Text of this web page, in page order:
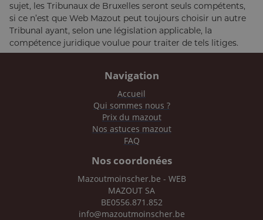
sujet, les Tribunaux de Bruxelles seront seuls compétents,
si ce n’est que Web Mazout peut toujours choisir un autre
Tribunal ayant, selon une législation applicable, la
compétence juridique voulue pour traiter de tels litiges.
Navigation
Accueil
Qui sommes nous ?
Prix du mazout
Nos astuces mazout
FAQ
Nos coordonées
Mazoutmoinscher.be - WEB
MAZOUT SA
BE0556.871.852
info@mazoutmoinscher.be